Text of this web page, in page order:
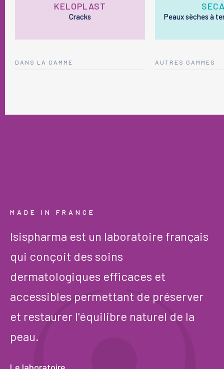
DANS LA GAMME
KELOPLAST
Cracks
AUTRES GAMMES
Peaux sèches à
MADE IN FRANCE
Isispharma est un laboratoire français
qui conçoit des soins
dermatologiques efficaces et
accessibles permettant de préserver
et restaurer l'équilibre naturel de la
peau.